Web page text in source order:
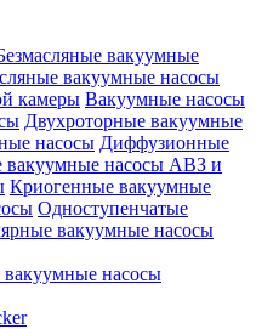
вакуумные
вакуумные насосы
камеры Вакуумные насосы
Двухроторные вакуумные
насосы Диффузионные
вакуумные насосы АВЗ и
Криогенные вакуумные
Одноступенчатые
вакуумные насосы
вакуумные насосы